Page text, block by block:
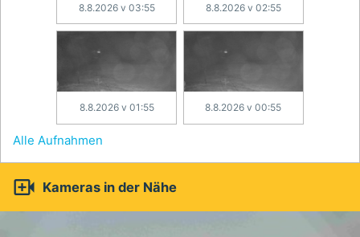
8.8.2026 v 03:55 8.8.2026 v 02:55
8.8.2026 v 01:55 8.8.2026 v 00:55
Alle Aufnahmen
 Kameras in der Nähe